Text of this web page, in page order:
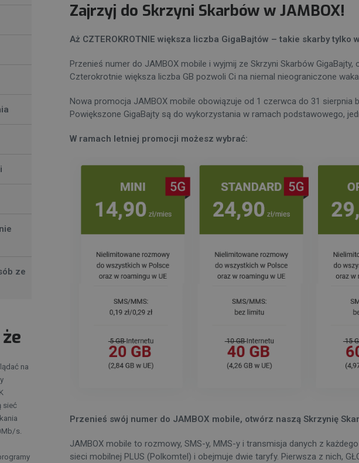
ze
na
sieć
s.
Zajrzyj do Skrzyni Skarbów w JAMBOX!
Aż CZTEROKROTNIE większa liczba GigaBajtów – takie skarby tylko
Przenieś numer do JAMBOX mobile i wyjmij ze Skrzyni Skarbów GigaBajty,
Czterokrotnie większa liczba GB pozwoli Ci na niemal nieograniczone
Nowa promocja JAMBOX mobile obowiązuje od 1 czerwca do 31 sierpnia
Powiększone GigaBajty są do wykorzystania w ramach podstawowego,
W ramach letniej promocji możesz wybrać:
Przenieś swój numer do JAMBOX mobile, otwórz naszą Skrzynię
JAMBOX mobile to rozmowy, SMS-y, MMS-y i transmisja danych z
sieci mobilnej PLUS (Polkomtel) i obejmuje dwie taryfy. Pierwsza z nich,